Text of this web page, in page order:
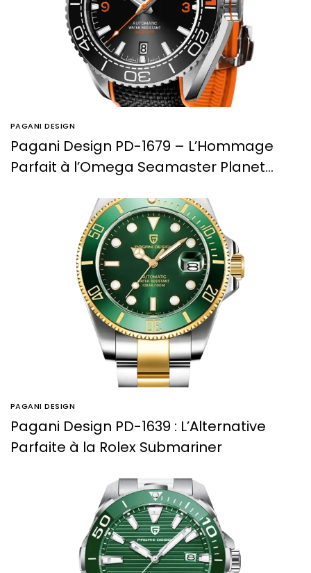
PAGANI DESIGN
Pagani Design PD-1679 – L’Hommage
Parfait à l’Omega Seamaster Planet
PAGANI DESIGN
Pagani Design PD-1639 : L’Alternative
Parfaite à la Rolex Submariner